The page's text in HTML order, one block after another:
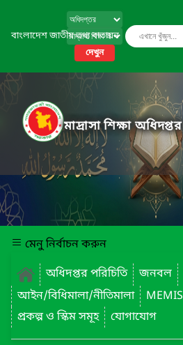
বাংলাদেশ জাতীয় তথ্য বাতায়ন
দেখুন
মাদ্রাসা শিক্ষা অধিদপ্তর
মেনু নির্বাচন করুন
অধিদপ্তর পরিচিতি
জনবল
আইন/বিধিমালা/নীতিমালা
MEMIS
প্রকল্প ও স্কিম সমূহ
যোগাযোগ